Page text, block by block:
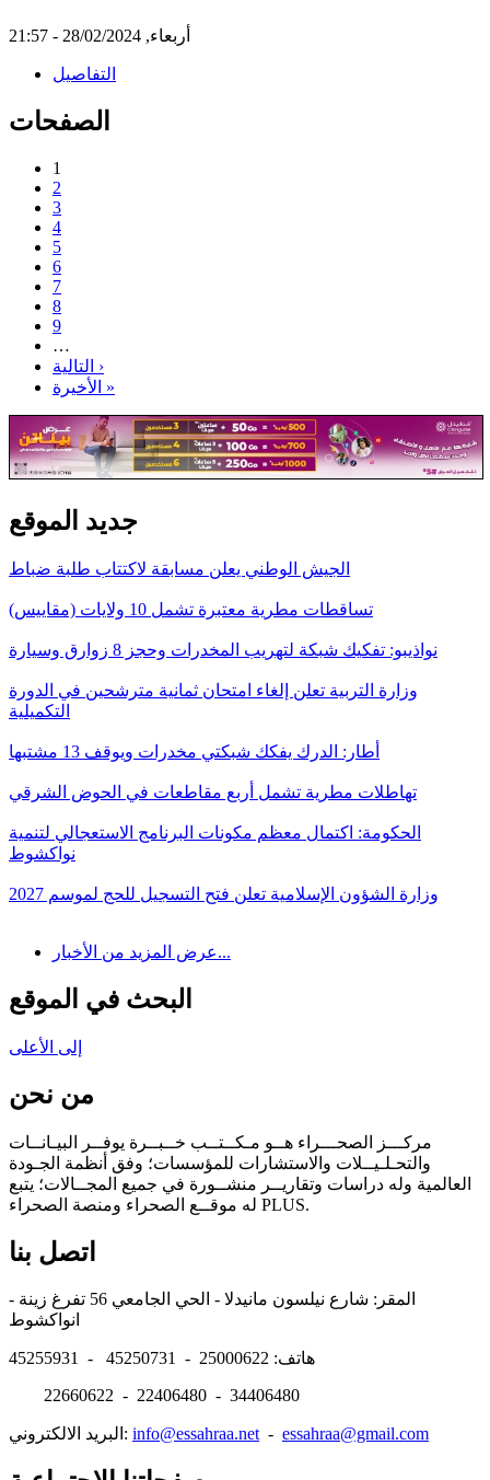
أربعاء, 28/02/2024 - 21:57
التفاصيل
الصفحات
1
2
3
4
5
6
7
8
9
…
التالية ›
الأخيرة »
جديد الموقع
الجيش الوطني يعلن مسابقة لاكتتاب طلبة ضباط
تساقطات مطرية معتبرة تشمل 10 ولايات (مقاييس)
نواذيبو: تفكيك شبكة لتهريب المخدرات وحجز 8 زوارق وسيارة
وزارة التربية تعلن إلغاء امتحان ثمانية مترشحين في الدورة
التكميلية
أطار: الدرك يفكك شبكتي مخدرات ويوقف 13 مشتبها
تهاطلات مطرية تشمل أربع مقاطعات في الحوض الشرقي
الحكومة: اكتمال معظم مكونات البرنامج الاستعجالي لتنمية
نواكشوط
وزارة الشؤون الإسلامية تعلن فتح التسجيل للحج لموسم 2027
عرض المزيد من الأخبار...
البحث في الموقع
إلى الأعلى
من نحن
مركـــز الصحـــراء هــو مـكــتــب خــبــرة يوفــر البيـانــات
والتحـلـيــلات والاستشارات للمؤسسات؛ وفق أنظمة الجـودة
العالمية وله دراسات وتقاريــر منشــورة في جميع المجــالات؛ يتبع
له موقــع الصحراء ومنصة الصحراء PLUS.
اتصل بنا
المقر: شارع نيلسون مانيدلا - الحي الجامعي 56 تفرغ زينة -
هاتف: 25000622 - 45250731 - 45255931
22660622 - 22406480 - 34406480
البريد الالكتروني: info@essahraa.net- essahraa@gmail.com